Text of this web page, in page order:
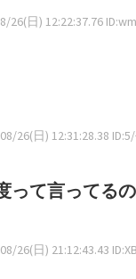
26(日) 12:22:37.76
26(日) 12:31:28.38
って言ってる
26(日) 21:12:43.43